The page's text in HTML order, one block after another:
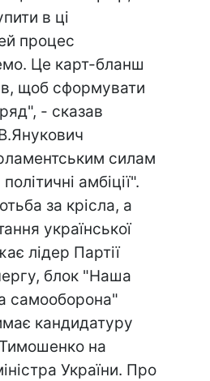
в ці
процес
Це карт-бланш
щоб сформувати
- сказав
силам
амбіції".
за крісла, а
української
лідер Партії
блок "Наша
самооборона"
кандидатуру
на
України. Про